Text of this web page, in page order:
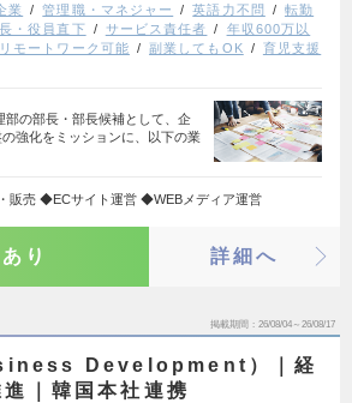
業 管理職・マネジャー 英語力不問
転勤
・役員直下 サービス責任者
年収600万以
リモートワーク可能 副業してもOK
育児支援
部の部長・部長候補として、企
強化をミッションに、以下の業
販売 ◆ECサイト運営 ◆WEBメディア運営
り 詳細へ
掲載期間 26/08/04～26/08/17
Development）｜経
｜韓国本社連携